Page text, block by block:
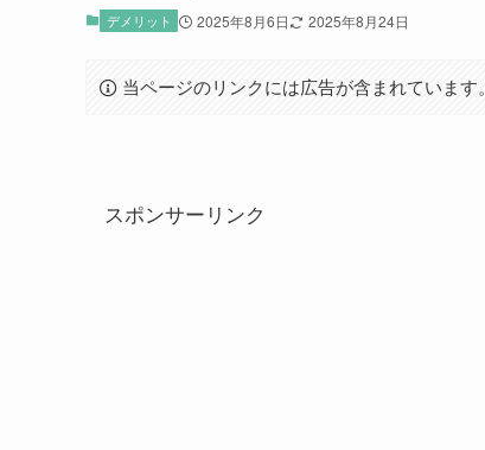
デメリット 2025年8月6日 2025年8月24日
当ページのリンクには広告が含まれています。
スポンサーリンク